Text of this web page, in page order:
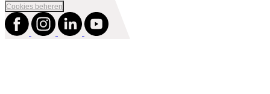
Cookies beheren